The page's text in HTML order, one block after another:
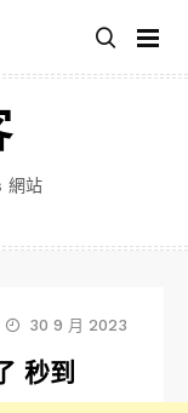
網站
30 9 月 2023
秒到